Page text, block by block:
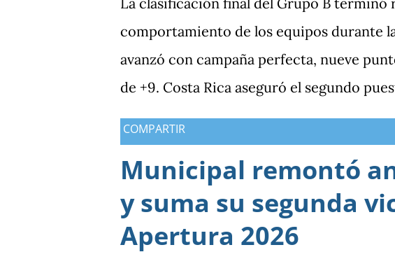
comportamiento de los equipos durante
avanzó con campaña perfecta, nueve
de +9. Costa Rica aseguró el segundo
Guatemala finalizó tercera con tres
Antigua y Barbuda cerró sin sumar. ¿Por
tercera y dependió de otros resultados?
consiguió imponer condiciones frente al
los dos partidos que definían la
producción ofensiva y generación de
COMPARTIR
Municipal remontó
y suma su segunda
Apertura 2026